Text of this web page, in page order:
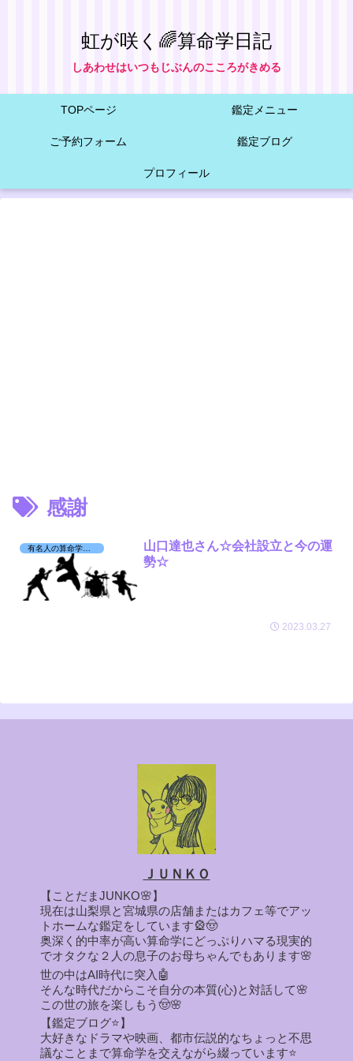
虹が咲く🌈算命学日記
しあわせはいつもじぶんのこころがきめる
TOPページ 鑑定メニュー
ご予約フォーム 鑑定ブログ
プロフィール
感謝
有名人の算命学日記☆
山口達也さん☆会社設立と今の運
勢☆
2023.03.27
ＪＵＮＫＯ
【ことだまJUNKO🌸】
現在は山梨県と宮城県の店舗またはカフェ等でアッ
トホームな鑑定をしています🎡🤠
奥深く的中率が高い算命学にどっぷりハマる現実的
でオタクな２人の息子のお母ちゃんでもあります🌸
世の中はAI時代に突入🤖
そんな時代だからこそ自分の本質(心)と対話して🌸
この世の旅を楽しもう🤠🌸
【鑑定ブログ⭐】
大好きなドラマや映画、都市伝説的なちょっと不思
議なことまで算命学を交えながら綴っています⭐